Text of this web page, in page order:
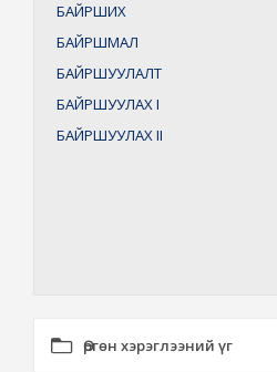
БАЙРШИХ
БАЙРШМАЛ
БАЙРШУУЛАЛТ
БАЙРШУУЛАХI
БАЙРШУУЛАХII
Өргөн хэрэглээний үг